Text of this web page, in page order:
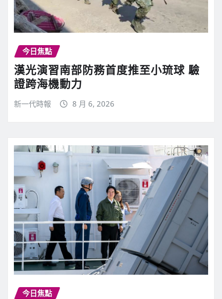
今日焦點
漢光演習南部防務首度推至小琉球 驗
證跨海機動力
新一代時報 8 月 6, 2026
今日焦點